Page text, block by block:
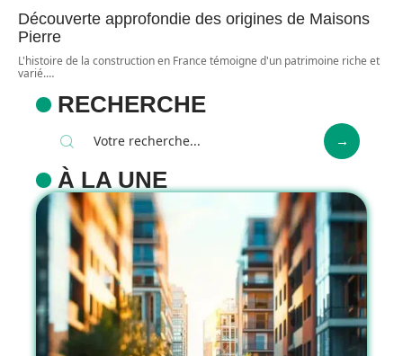
Découverte approfondie des origines de Maisons
Pierre
L'histoire de la construction en France témoigne d'un patrimoine riche et
varié.…
RECHERCHE
À LA UNE